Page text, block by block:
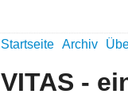
Startseite Archiv
VITAS -